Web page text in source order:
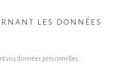
les données
vos données personnelles :